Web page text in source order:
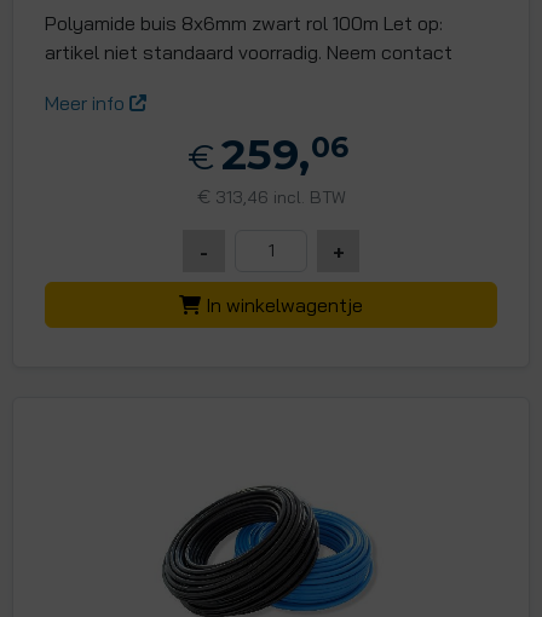
Polyamide buis 8x6mm zwart rol 100m Let op:
artikel niet standaard voorradig. Neem contact
Meer info
€ 259,06
€ 313,46 incl. BTW
- +
In winkelwagentje